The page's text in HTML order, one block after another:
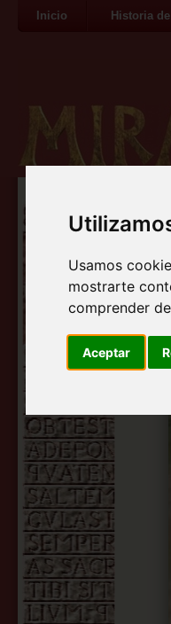
Usamos
mostrarte
comprender
Aceptar
Inicio Historia